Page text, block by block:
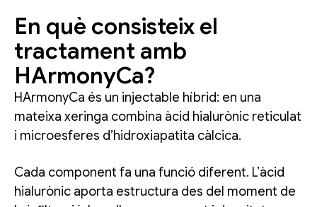
En què consisteix el
tractament amb
HArmonyCa?
HArmonyCa és un injectable híbrid: en una
mateixa xeringa combina àcid hialurònic reticulat
i microesferes d’hidroxiapatita càlcica.
Cada component fa una funció diferent. L’àcid
hialurònic aporta estructura des del moment de